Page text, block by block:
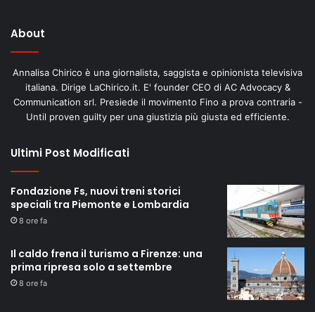
About
Annalisa Chirico è una giornalista, saggista e opinionista televisiva
italiana. Dirige LaChirico.it. E' founder CEO di AC Advocacy &
Communication srl. Presiede il movimento Fino a prova contraria -
Until proven guilty per una giustizia più giusta ed efficiente.
Ultimi Post Modificati
Fondazione Fs, nuovi treni storici
speciali tra Piemonte e Lombardia
8 ore fa
Il caldo frena il turismo a Firenze: una
prima ripresa solo a settembre
8 ore fa